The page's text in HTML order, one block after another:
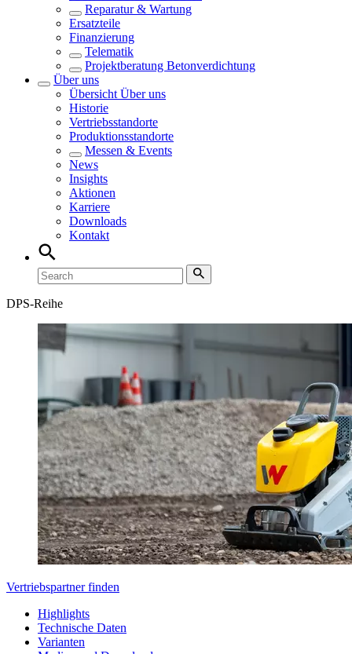
Reparatur & Wartung
Ersatzteile
Finanzierung
Telematik
Projektberatung Betonverdichtung
Über uns
Übersicht Über uns
Historie
Vertriebsstandorte
Produktionsstandorte
Messen & Events
News
Insights
Aktionen
Karriere
Downloads
Kontakt
DPS-Reihe
Vertriebspartner finden
Highlights
Technische Daten
Varianten